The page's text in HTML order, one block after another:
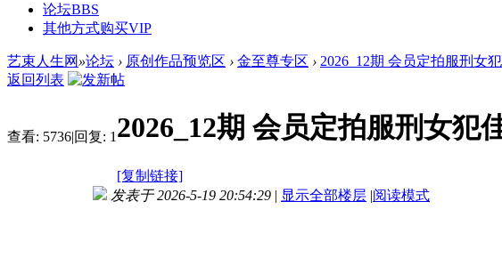
论坛BBS
其他方式购买VIP
艺束人生网 »论坛 › 原创作品预览区 › 金至尊专区 › 2026_12期 会员定拍服刑女
返回列表
查看: 5736|回复: 1 2026_12期 会员定拍服刑女犯
[复制链接]
发表于 2026-5-19 20:54:29 | 显示全部楼层 |阅读模式